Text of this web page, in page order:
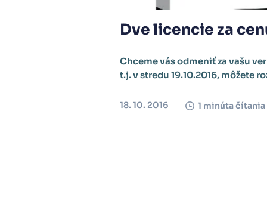
Dve licencie za
Chceme vás odmeniť za vašu
t.j. v stredu 19.10.2016, môžete
18. 10. 2016 1 minúta čítania